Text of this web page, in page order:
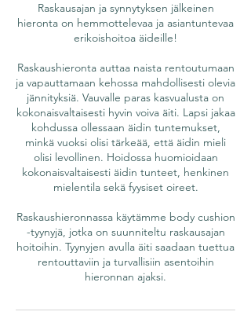
Raskausajan ja synnytyksen jälkeinen
hieronta on hemmottelevaa ja asiantuntevaa
erikoishoitoa äideille!
Raskaushieronta auttaa naista rentoutumaan
ja vapauttamaan kehossa mahdollisesti olevia
jännityksiä. Vauvalle paras kasvualusta on
kokonaisvaltaisesti hyvin voiva äiti. Lapsi jakaa
kohdussa ollessaan äidin tuntemukset,
minkä vuoksi olisi tärkeää, että äidin mieli
olisi levollinen. Hoidossa huomioidaan
kokonaisvaltaisesti äidin tunteet, henkinen
mielentila sekä fyysiset oireet.
Raskaushieronnassa käytämme body cushion
-tyynyjä, jotka on suunniteltu raskausajan
hoitoihin. Tyynyjen avulla äiti saadaan tuettua
rentouttaviin ja turvallisiin asentoihin
hieronnan ajaksi.